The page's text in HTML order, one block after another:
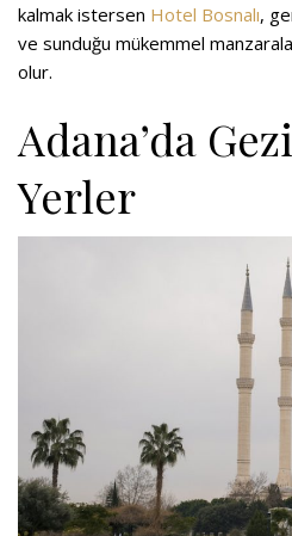
kalmak istersen Hotel Bosnalı,
ve sunduğu mükemmel
olur.
Adana’da
Yerler